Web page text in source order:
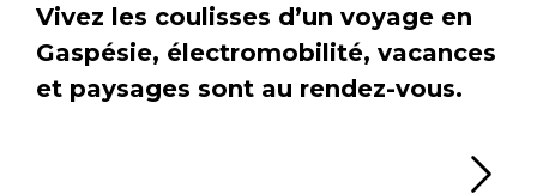
Vivez les coulisses d’un voyage en
Gaspésie, électromobilité, vacances
et paysages sont au rendez-vous.